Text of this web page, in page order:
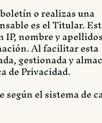
o realizas una
es el Titular.
nombre y
Al facilitar esta
gestionada y
de Privacidad.
el sistema de